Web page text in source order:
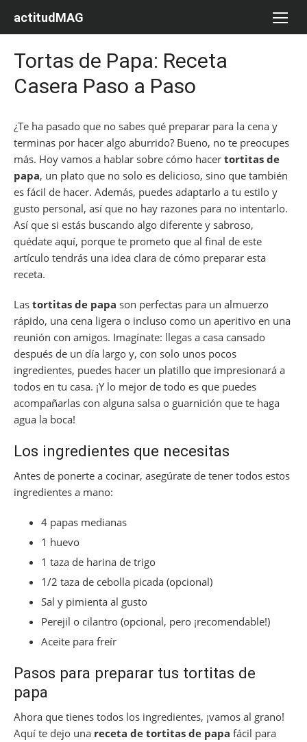
actitudMAG
Tortas de Papa: Receta
Casera Paso a Paso
¿Te ha pasado que no sabes qué preparar para la cena y
terminas por hacer algo aburrido? Bueno, no te preocupes
más. Hoy vamos a hablar sobre cómo hacer tortitas de
papa, un plato que no solo es delicioso, sino que también
es fácil de hacer. Además, puedes adaptarlo a tu estilo y
gusto personal, así que no hay razones para no intentarlo.
Así que si estás buscando algo diferente y sabroso,
quédate aquí, porque te prometo que al final de este
artículo tendrás una idea clara de cómo preparar esta
receta.
Las tortitas de papa son perfectas para un almuerzo
rápido, una cena ligera o incluso como un aperitivo en una
reunión con amigos. Imagínate: llegas a casa cansado
después de un día largo y, con solo unos pocos
ingredientes, puedes hacer un platillo que impresionará a
todos en tu casa. ¡Y lo mejor de todo es que puedes
acompañarlas con alguna salsa o guarnición que te haga
agua la boca!
Los ingredientes que necesitas
Antes de ponerte a cocinar, asegúrate de tener todos estos
ingredientes a mano:
4 papas medianas
1 huevo
1 taza de harina de trigo
1/2 taza de cebolla picada (opcional)
Sal y pimienta al gusto
Perejil o cilantro (opcional, pero ¡recomendable!)
Aceite para freír
Pasos para preparar tus tortitas de
papa
Ahora que tienes todos los ingredientes, ¡vamos al grano!
Aquí te dejo una receta de tortitas de papa fácil para